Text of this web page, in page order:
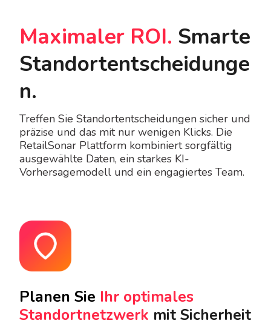
Maximaler ROI. Smarte
Standortentscheidunge
n.
Treffen Sie Standortentscheidungen sicher und
präzise und das mit nur wenigen Klicks. Die
RetailSonar Plattform kombiniert sorgfältig
ausgewählte Daten, ein starkes KI-
Vorhersagemodell und ein engagiertes Team.
Planen Sie Ihr optimales
Standortnetzwerk mit Sicherheit